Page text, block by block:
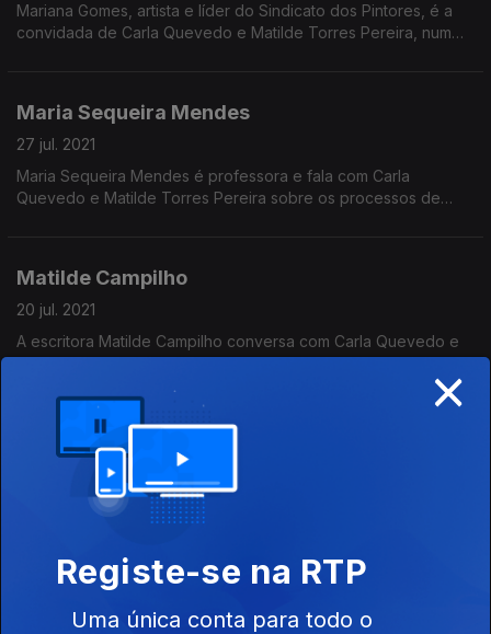
Mariana Gomes, artista e líder do Sindicato dos Pintores, é a
convidada de Carla Quevedo e Matilde Torres Pereira, num
Maria Sequeira Mendes
27 jul. 2021
Maria Sequeira Mendes é professora e fala com Carla
Quevedo e Matilde Torres Pereira sobre os processos de
Matilde Campilho
20 jul. 2021
A escritora Matilde Campilho conversa com Carla Quevedo e
Matilde Torres Pereira sobre o seu dia a dia, as suas obras e a
recorda a poeta Emily Dickinson.
Maria Natália Lima de Faria
Maria Natália Lima de Faria, nascida em 1925 e estudante de
ciências físico-químicas, conversa com Carla Quevedo e
onde se destaca Clarice Lispector.
Isabel Capeloa Gil
×
Registe-se na RTP
Uma única conta para todo o